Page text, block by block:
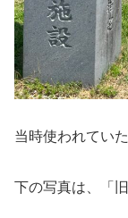
当時使われてい
下の写真は、「